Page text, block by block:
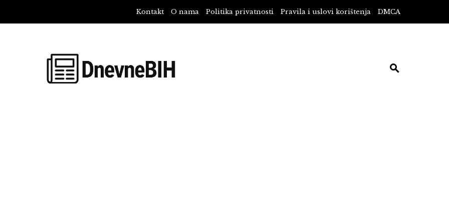
Kontakt O nama Politika privatnosti Pravila i uslovi korištenja DMCA